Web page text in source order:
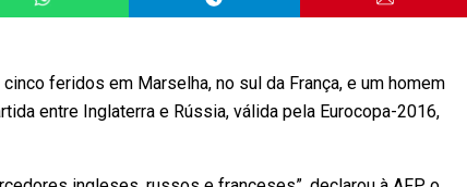
feridos em Marselha, no sul da França, e um homem
entre Inglaterra e Rússia, válida pela Eurocopa-2016,